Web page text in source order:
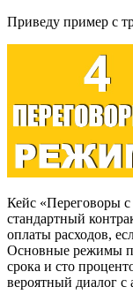
Приведу пример с
Кейс «Переговоры
стандартный
оплаты расходов,
Основные режимы
срока и сто
вероятный диалог с